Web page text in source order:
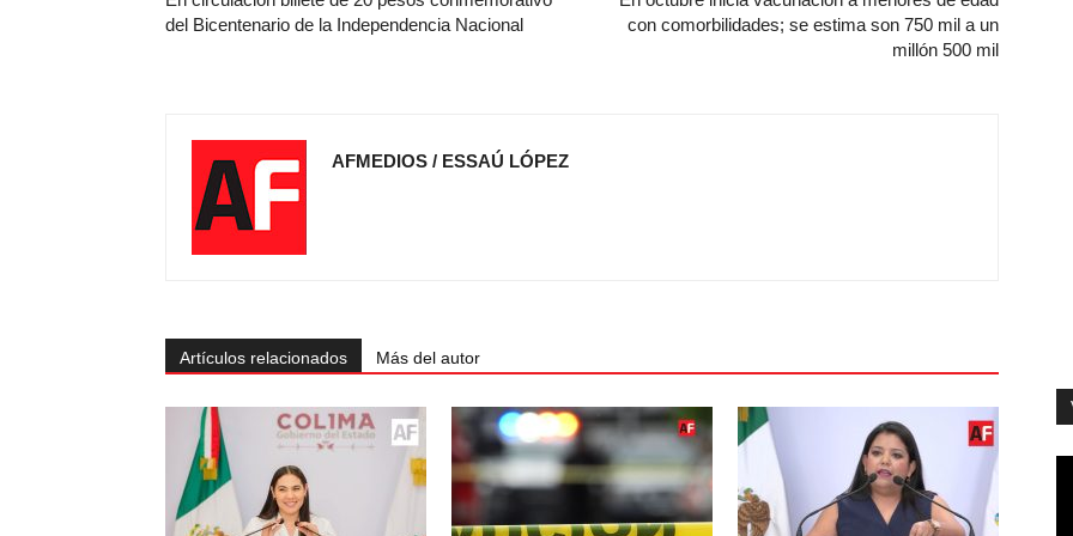
del Bicentenario de la Independencia Nacional
con comorbilidades; se estima son 750 mil a un
millón 500 mil
AFMEDIOS / ESSAÚ LÓPEZ
Artículos relacionados Más del autor